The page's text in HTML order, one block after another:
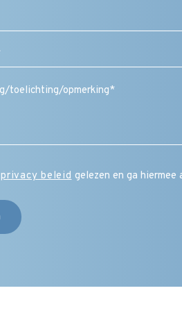
privacy beleidgelezen en ga hiermee